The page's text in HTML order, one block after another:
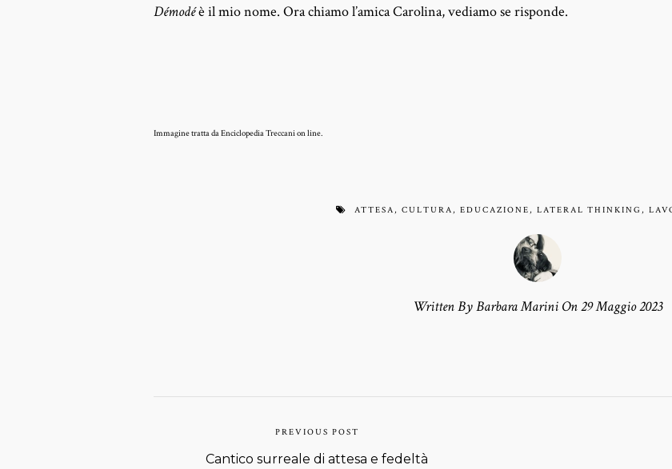
Démodéè il mio nome. Ora chiamo l’amica Carolina, vediamo se risponde.
Immagine tratta da Enciclopedia Treccani on line.
ATTESA , CULTURA , EDUCAZIONE , LATERAL THINKING ,
Written By Barbara Marini On 29 Maggio 2023
PREVIOUS POST
Cantico surreale di attesa e fedeltà